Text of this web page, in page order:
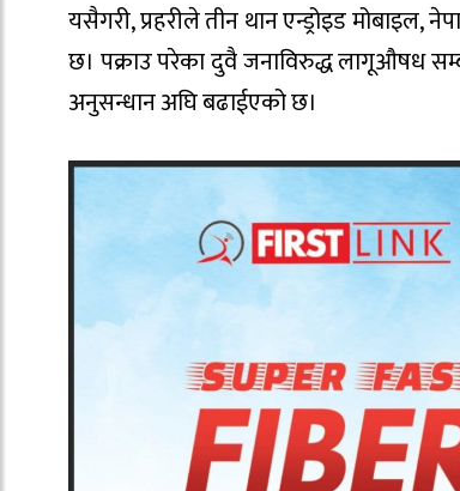
यसैगरी, प्रहरीले तीन थान एन्ड्रोइड
छ। पक्राउ परेका दुवै जनाविरुद्ध लागूऔषध
अनुसन्धान अघि बढाईएको छ।